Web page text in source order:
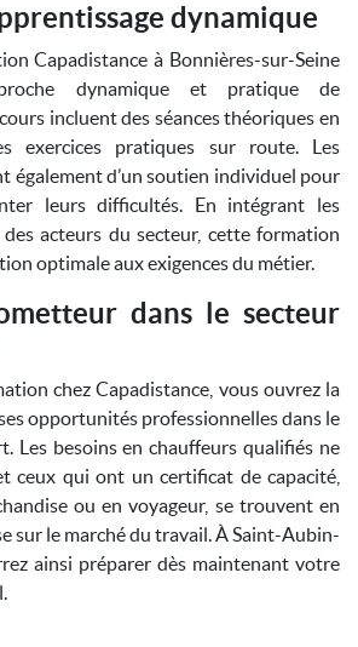
dynamique
Capadistance à Bonnières-sur-Seine
dynamique et pratique de
incluent des séances théoriques en
exercices pratiques sur route. Les
également d’un soutien individuel pour
leurs difficultés. En intégrant les
des acteurs du secteur, cette formation
optimale aux exigences du métier.
dans le secteur
chez Capadistance, vous ouvrez la
opportunités professionnelles dans le
Les besoins en chauffeurs qualifiés ne
ceux qui ont un certificat de capacité,
ou en voyageur, se trouvent en
sur le marché du travail. À Saint-Aubin-
ainsi préparer dès maintenant votre